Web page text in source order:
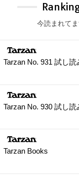
今読まれて
Tarzan No. 931 試し読
Tarzan No. 930 試し読
Tarzan Books